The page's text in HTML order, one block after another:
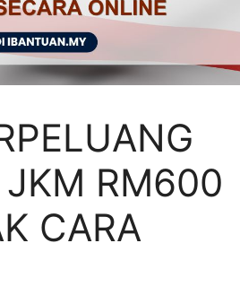
JKM RM600
CARA